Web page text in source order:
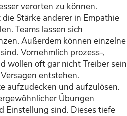
verorten zu können.
Stärke anderer in Empathie
Teams lassen sich
Außerdem können einzelne
Vornehmlich prozess-,
wollen oft gar nicht Treiber sein
entstehen.
aufzudecken und aufzulösen.
Übungen
Einstellung sind. Dieses tiefe